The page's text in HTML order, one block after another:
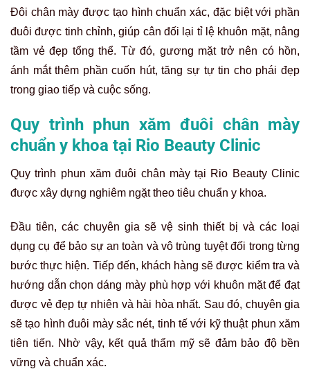
Đôi chân mày được tạo hình chuẩn xác, đặc biệt với phần
đuôi được tinh chỉnh, giúp cân đối lại tỉ lệ khuôn mặt, nâng
tầm vẻ đẹp tổng thể. Từ đó, gương mặt trở nên có hồn,
ánh mắt thêm phần cuốn hút, tăng sự tự tin cho phái đẹp
trong giao tiếp và cuộc sống.
Quy trình phun xăm đuôi chân mày
chuẩn y khoa tại Rio Beauty Clinic
Quy trình phun xăm đuôi chân mày tại Rio Beauty Clinic
được xây dựng nghiêm ngặt theo tiêu chuẩn y khoa.
Đầu tiên, các chuyên gia sẽ vệ sinh thiết bị và các loại
dụng cụ để bảo sự an toàn và vô trùng tuyệt đối trong từng
bước thực hiện. Tiếp đến, khách hàng sẽ được kiểm tra và
hướng dẫn chọn dáng mày phù hợp với khuôn mặt để đạt
được vẻ đẹp tự nhiên và hài hòa nhất. Sau đó, chuyên gia
sẽ tạo hình đuôi mày sắc nét, tinh tế với kỹ thuật phun xăm
tiên tiến. Nhờ vậy, kết quả thẩm mỹ sẽ đảm bảo độ bền
vững và chuẩn xác.